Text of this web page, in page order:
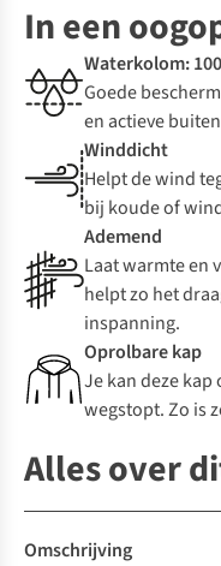
In een
Waterkolom:
Goede
en actieve
Winddicht
Helpt de wind
bij koude of
Ademend
Laat warmte en
helpt zo het
inspanning.
Oprolbare kap
Je kan deze
wegstopt. Zo is
Alles over
Omschrijving